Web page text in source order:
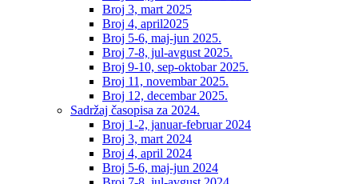
Broj 3, mart 2025
Broj 4, april2025
Broj 5-6, maj-jun 2025.
Broj 7-8, jul-avgust 2025.
Broj 9-10, sep-oktobar 2025.
Broj 11, novembar 2025.
Broj 12, decembar 2025.
Sadržaj časopisa za 2024.
Broj 1-2, januar-februar 2024
Broj 3, mart 2024
Broj 4, april 2024
Broj 5-6, maj-jun 2024